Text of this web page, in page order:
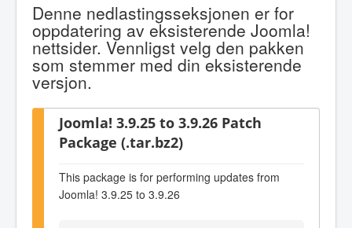
Denne nedlastingsseksjonen er for
oppdatering av eksisterende Joomla!
nettsider. Vennligst velg den pakken
som stemmer med din eksisterende
versjon.
Joomla! 3.9.25 to 3.9.26 Patch
Package (.tar.bz2)
This package is for performing updates from
Joomla! 3.9.25 to 3.9.26